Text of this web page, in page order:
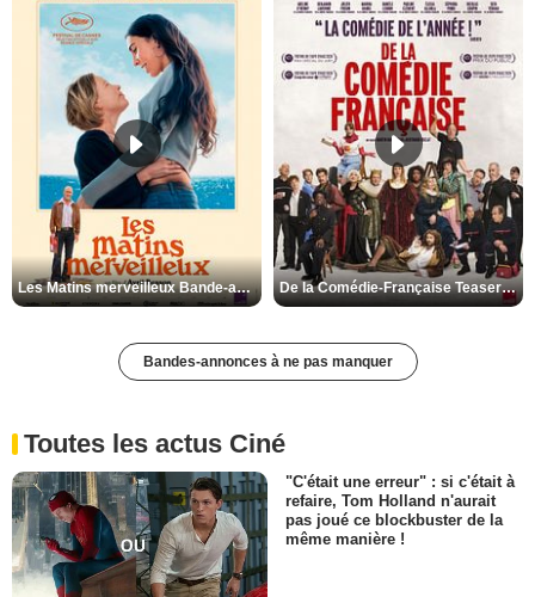
Les Matins merveilleux Bande-annonce VF De la Comédie-Française Teaser VF
Bandes-annonces à ne pas manquer
Toutes les actus Ciné
"C'était une erreur" : si c'était à
refaire, Tom Holland n'aurait
pas joué ce blockbuster de la
même manière !